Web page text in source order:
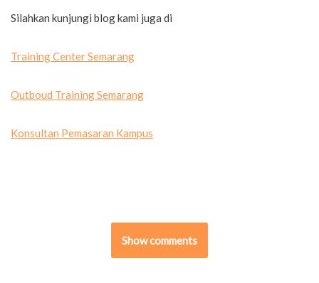
Silahkan kunjungi blog kami juga di
Training Center Semarang
Outboud Training Semarang
Konsultan Pemasaran Kampus
Show comments